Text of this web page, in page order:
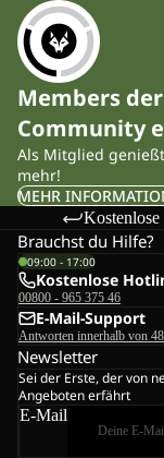
Members
Community
Als Mitglied
mehr!
MEHR
Brauchst du Hilfe?
09:00 - 17:00
Kostenlose
00800 - 965 375 46
E-Mail-Support
Antworten innerhalb von
Newsletter
Sei der Erste, der von
Angeboten erfährt
E-Mail